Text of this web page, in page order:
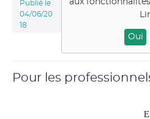
Publié le
04/06/20
18
Oui
Pour les